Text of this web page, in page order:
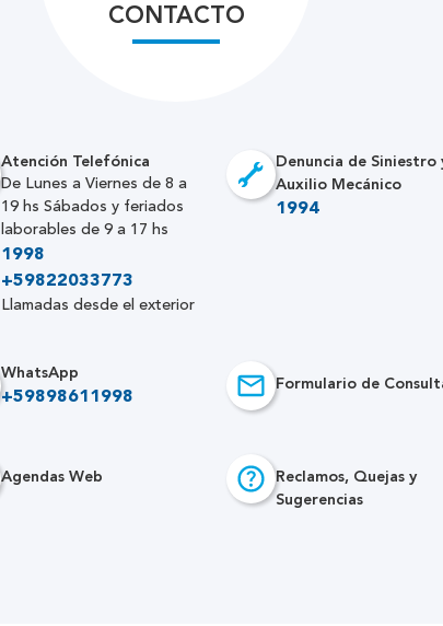
CONTACTO
Atención Telefónica
De Lunes a Viernes de 8 a
19 hs Sábados y feriados
laborables de 9 a 17 hs
1998
+59822033773
Llamadas desde el exterior
Denuncia de Siniestro
Auxilio Mecánico
1994
WhatsApp
+59898611998
Formulario de
Agendas Web
Reclamos, Quejas y
Sugerencias